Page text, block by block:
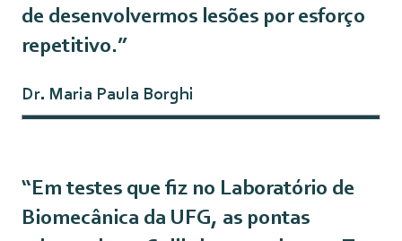
de desenvolvermos lesões por esforço
repetitivo.”
Dr. Maria Paula Borghi
“Em testes que fiz no Laboratório de
Biomecânica da UFG, as pontas